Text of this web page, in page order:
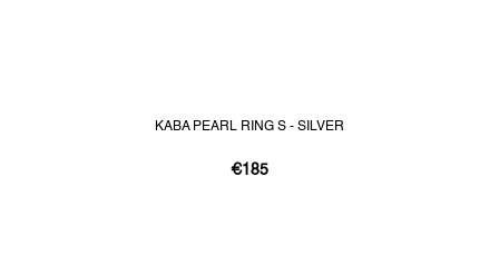
KABA PEARL RING S - SILVER
€185